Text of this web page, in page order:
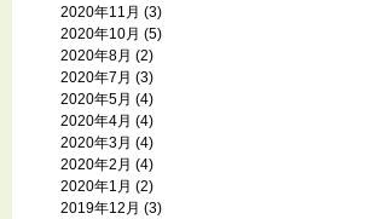
2020年11月 (3)
2020年10月 (5)
2020年8月 (2)
2020年7月 (3)
2020年5月 (4)
2020年4月 (4)
2020年3月 (4)
2020年2月 (4)
2020年1月 (2)
2019年12月 (3)